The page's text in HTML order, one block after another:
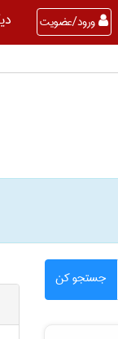
ورود/عضویت
جستجو کن